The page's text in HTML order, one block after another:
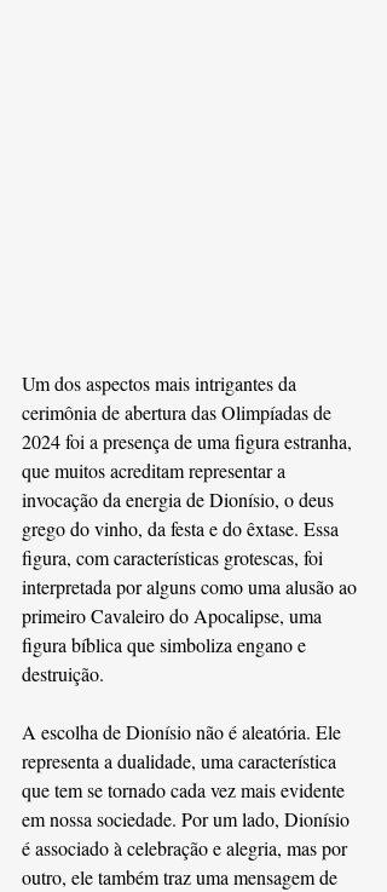
Um dos aspectos mais intrigantes da
cerimônia de abertura das Olimpíadas de
2024 foi a presença de uma figura estranha,
que muitos acreditam representar a
invocação da energia de Dionísio, o deus
grego do vinho, da festa e do êxtase. Essa
figura, com características grotescas, foi
interpretada por alguns como uma alusão ao
primeiro Cavaleiro do Apocalipse, uma
figura bíblica que simboliza engano e
destruição.
A escolha de Dionísio não é aleatória. Ele
representa a dualidade, uma característica
que tem se tornado cada vez mais evidente
em nossa sociedade. Por um lado, Dionísio
é associado à celebração e alegria, mas por
outro, ele também traz uma mensagem de